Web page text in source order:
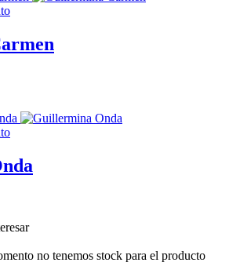
no tenemos stock para el producto